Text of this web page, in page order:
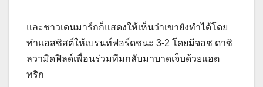
และชาวเดนมาร์กก็แสดงให้เห็นว่าเขายังทำได้โดย
ทำแอสซิสต์ให้เบรนท์ฟอร์ดชนะ 3-2 โดยมีจอช ดาซิ
ลวามิดฟิลด์เพื่อนร่วมทีมกลับมาบาดเจ็บด้วยแฮต
ทริก